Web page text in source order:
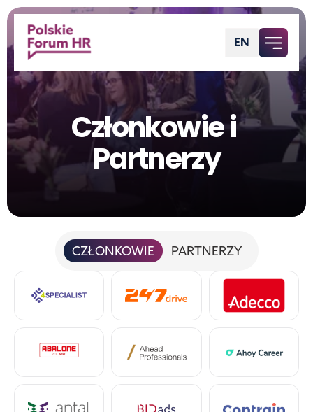
EN
Polish
Członkowie i
Partnerzy
CZŁONKOWIE PARTNERZY